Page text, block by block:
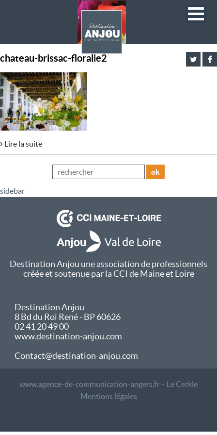
chateau-brissac-floralie2
Lire la suite
ok
sidebar
Destination Anjou une association de professionnels
créée et soutenue par la CCI de Maine et Loire
Destination Anjou
8 Bd du Roi René - BP 60626
02 41 20 49 00
www.destination-anjou.com
Contact@destination-anjou.com
www.agence-de-communication-angers.fr – Le Cerkle
Mentions légales